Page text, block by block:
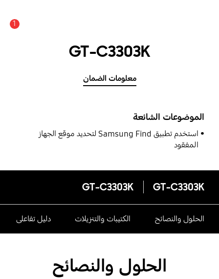
1
GT-C3303K
معلومات الضمان
الموضوعات الشائعة
استخدم تطبيق Samsung Find لتحديد موقع الجهاز
المفقود
GT-C3303K
GT-C3303K
الحلول والنصائح الكتيبات والتنزيلات دليل تفاعلى
الحلول والنصائح